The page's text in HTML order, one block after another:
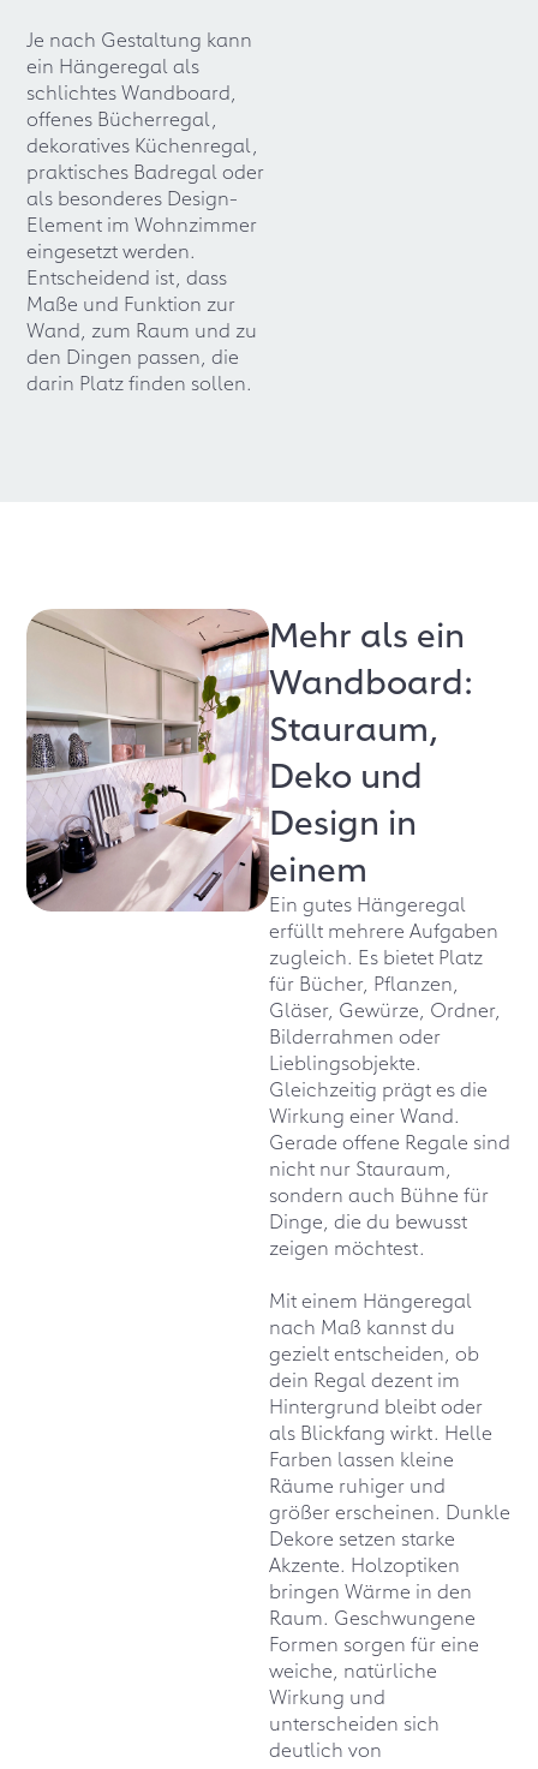
Je nach Gestaltung kann
ein Hängeregal als
schlichtes Wandboard,
offenes Bücherregal,
dekoratives Küchenregal,
praktisches Badregal oder
als besonderes Design-
Element im Wohnzimmer
eingesetzt werden.
Entscheidend ist, dass
Maße und Funktion zur
Wand, zum Raum und zu
den Dingen passen, die
darin Platz finden sollen.
Mehr als ein
Wandboard:
Stauraum,
Deko und
Design in
einem
Ein gutes Hängeregal
erfüllt mehrere Aufgaben
zugleich. Es bietet Platz
für Bücher, Pflanzen,
Gläser, Gewürze, Ordner,
Bilderrahmen oder
Lieblingsobjekte.
Gleichzeitig prägt es die
Wirkung einer Wand.
Gerade offene Regale sind
nicht nur Stauraum,
sondern auch Bühne für
Dinge, die du bewusst
zeigen möchtest.
Mit einem Hängeregal
nach Maß kannst du
gezielt entscheiden, ob
dein Regal dezent im
Hintergrund bleibt oder
als Blickfang wirkt. Helle
Farben lassen kleine
Räume ruhiger und
größer erscheinen. Dunkle
Dekore setzen starke
Akzente. Holzoptiken
bringen Wärme in den
Raum. Geschwungene
Formen sorgen für eine
weiche, natürliche
Wirkung und
unterscheiden sich
deutlich von